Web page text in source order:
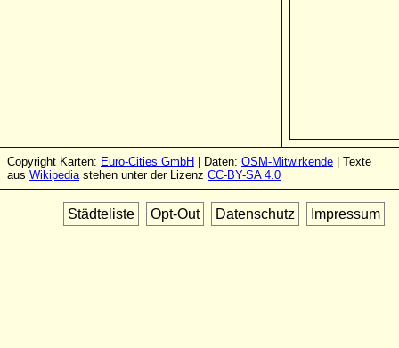
Copyright Karten: Euro-Cities GmbH | Daten: OSM-Mitwirkende | Texte
aus Wikipediastehen unter der Lizenz CC-BY-SA 4.0
Städteliste Opt-Out Datenschutz Impressum